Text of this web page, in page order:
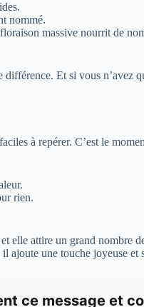
nommé.
massive nourrit de
Et si vous n’avez
à repérer. C’est le
rien.
elle attire un grand nombre
ajoute une touche joyeuse et
ce message et